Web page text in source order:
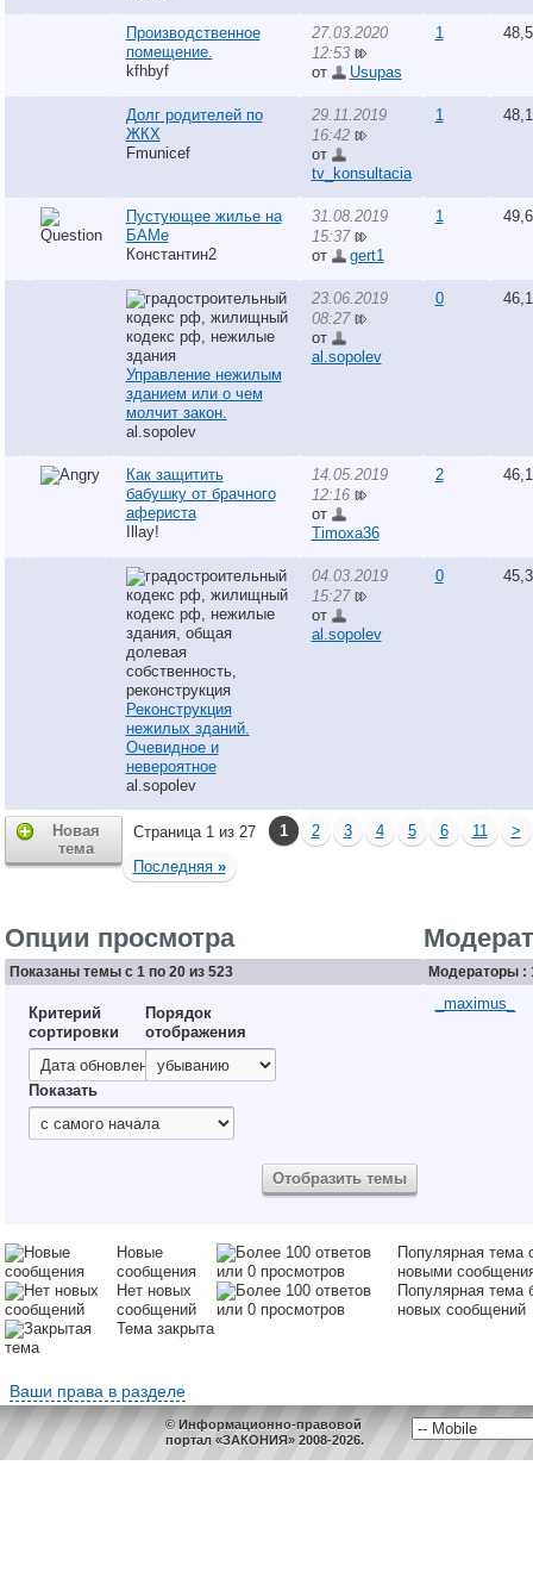
Производственное
помещение.
kfhbyf
27.03.2020
12:53
от
Usupas
1
Долг родителей по
ЖКХ
Fmunicef
29.11.2019
16:42
от
tv_konsultacia
1
Пустующее жилье на
БАМе
Константин2
31.08.2019
15:37
от
gert1
1
Управление нежилым
зданием или о чем
молчит закон.
al.sopolev
23.06.2019
08:27
от
al.sopolev
0
Как защитить
бабушку от брачного
афериста
Illay!
14.05.2019
12:16
от
Timoxa36
2
Реконструкция
нежилых зданий.
Очевидное и
невероятное
al.sopolev
04.03.2019
15:27
от
al.sopolev
0
Новая
тема
Страница 1 из 27 1 2 3 4 5 6 11
>
Последняя »
Опции просмотра
Показаны темы с 1 по 20 из 523 Модераторы :
Критерий
сортировки
Порядок
отображения
Показать
_maximus_
Новые
сообщения
Популярная тема
новыми
Нет новых
сообщений
Популярная тема
новых сообщений
Тема закрыта
Ваши права в разделе
© Информационно-правовой
портал «ЗАКОНИЯ» 2008-2026.